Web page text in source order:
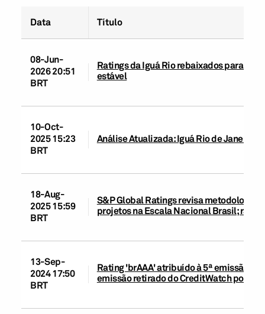
Data Título
08-Jun-
2026 20:51
BRT
Ratings da Iguá Rio rebaixados para
estável
10-Oct-
2025 15:23
BRT
Análise Atualizada: Iguá Rio de Janeiro
18-Aug-
2025 15:59
BRT
S&P Global Ratings revisa
projetos na Escala Nacional Brasil;
13-Sep-
2024 17:50
BRT
Rating 'brAAA' atribuído à 5ª emissão
emissão retirado do CreditWatch